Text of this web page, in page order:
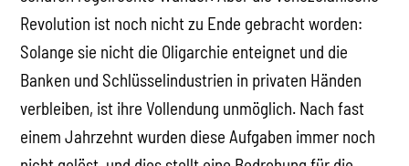
Revolution ist noch nicht zu Ende gebracht worden:
Solange sie nicht die Oligarchie enteignet und die
Banken und Schlüsselindustrien in privaten Händen
verbleiben, ist ihre Vollendung unmöglich. Nach fast
einem Jahrzehnt wurden diese Aufgaben immer noch